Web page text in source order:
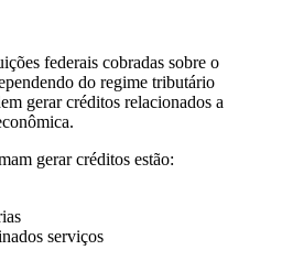
federais cobradas sobre o
do regime tributário
gerar créditos relacionados a
gerar créditos estão:
serviços